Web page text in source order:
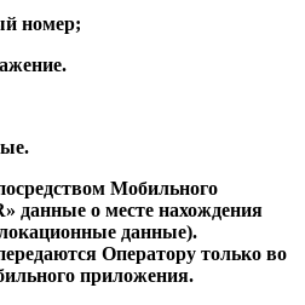
номер;
Мобильного
данные о месте нахождения
данные).
Оператору только во
приложения.